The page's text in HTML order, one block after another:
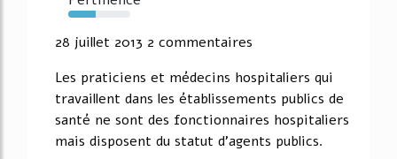
44%
28 juillet 2013 2 commentaires
Les praticiens et médecins hospitaliers qui
travaillent dans les établissements publics de
santé ne sont des fonctionnaires hospitaliers
mais disposent du statut d'agents publics.